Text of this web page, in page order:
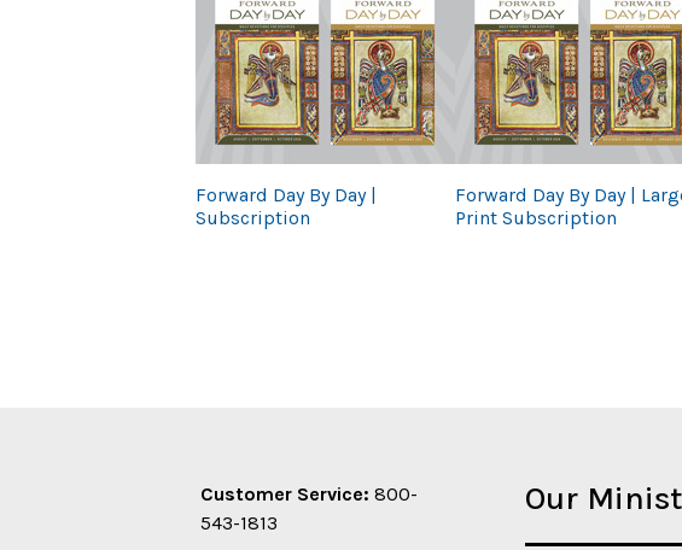
Forward Day By Day |
Subscription
Forward Day By Day |
Print Subscription
Customer Service: 800-
543-1813
Our